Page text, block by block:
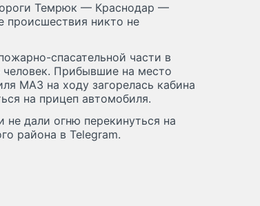
Темрюк — Краснодар —
происшествия никто не
спасательной части в
Прибывшие на место
МАЗ на ходу загорелась кабина
на прицеп автомобиля.
не дали огню перекинуться на
района в Telegram.